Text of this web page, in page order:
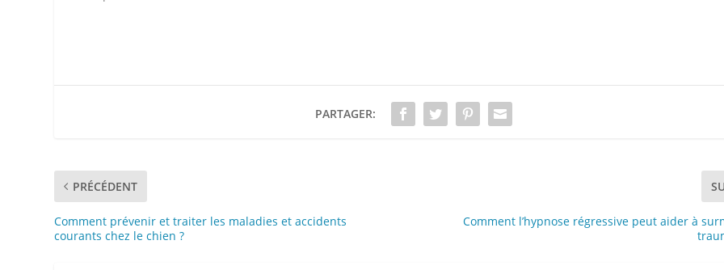
PARTAGER:
PRÉCÉDENT
Comment prévenir et traiter les maladies et accidents
courants chez le chien ?
Comment l’hypnose régressive peut aider à